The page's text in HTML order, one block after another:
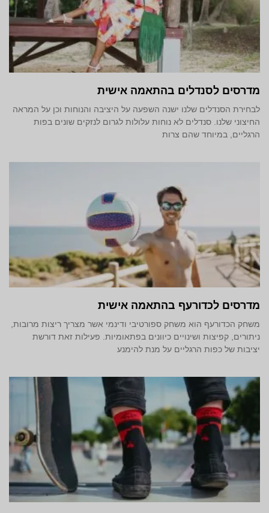
מדרסים לסנדלים בהתאמה אישית
לבחירת הסנדלים שלנו ישנה השפעה על היציבה והנוחות וכן על המראה
החיצוני שלנו. סנדלים לא נוחות עלולות לגרום לנזקים שונים בפות
הרגליים, במיוחד שהם צרות
מדרסים לכדורעף בהתאמה אישית
משחק הכדורעף הוא משחק ספורטיבי ודינמי אשר מצריך ריצות מרובות,
ניתורים, קפיצות ושינויים כיוונים בפתאומיות. פעילות זאת דורשת
יציבות של כפות הרגליים על מנת להימנע